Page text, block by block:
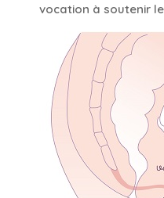
vocation à soutenir